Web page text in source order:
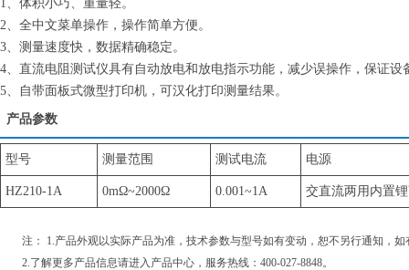
1、体积小巧、重量轻。
2、全中文菜单操作，操作简单方便。
3、测量速度快，数据精确稳定。
4、直流电阻测试仪具有自动放电和放电指示功能，减少误操作，保证设
5、自带面板式微型打印机，可汉化打印测量结果。
产品参数
型号 测量范围 测试电流 电源
HZ210-1A 0mΩ~2000Ω 0.001~1A 交直流两用内置
注： 1.产品外观以实际产品为准，技术参数与型号如有变动，恕不另行通知，如
2.了解更多产品信息请进入 产品中心 ，服务热线：400-027-8848。